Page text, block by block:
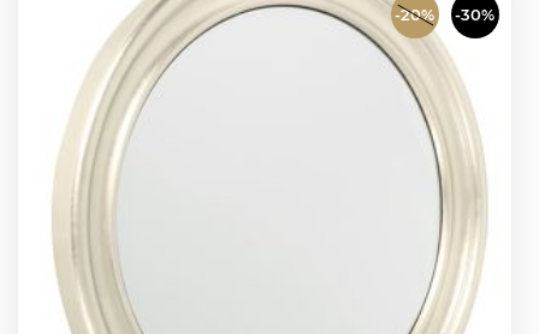
-20% -30%